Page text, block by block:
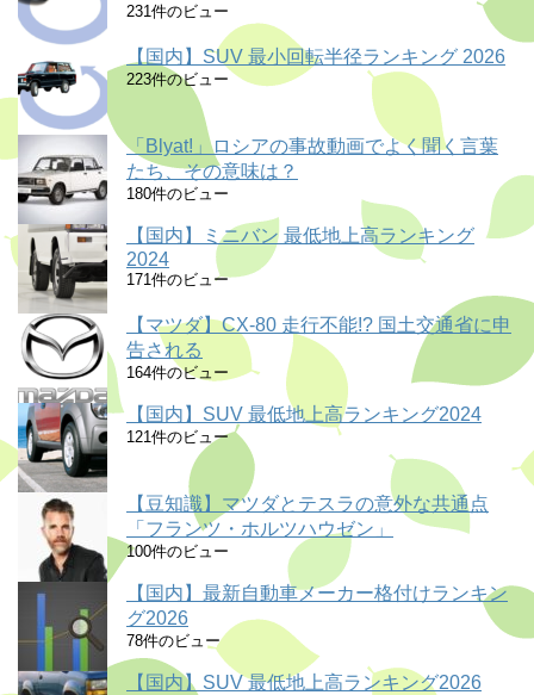
231件のビュー
【国内】SUV 最小回転半径ランキング 2026
223件のビュー
「Blyat!」ロシアの事故動画でよく聞く言葉
たち、その意味は？
180件のビュー
【国内】ミニバン 最低地上高ランキング
2024
171件のビュー
【マツダ】CX-80 走行不能!? 国土交通省に申
告される
164件のビュー
【国内】SUV 最低地上高ランキング2024
121件のビュー
【豆知識】マツダとテスラの意外な共通点
「フランツ・ホルツハウゼン」
100件のビュー
【国内】最新自動車メーカー格付けランキン
グ2026
78件のビュー
【国内】SUV 最低地上高ランキング2026